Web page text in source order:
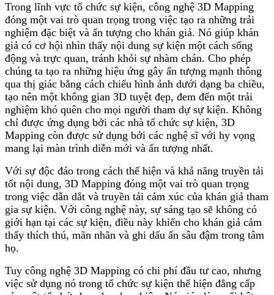
Trong lĩnh vực tổ chức sự kiện, công nghệ 3D Mapping
đóng một vai trò quan trọng trong việc tạo ra những trải
nghiệm đặc biệt và ấn tượng cho khán giả. Nó giúp khán
giả có cơ hội nhìn thấy nội dung sự kiện một cách sống
động và trực quan, tránh khỏi sự nhàm chán. Cho phép
chúng ta tạo ra những hiệu ứng gây ấn tượng mạnh thông
qua thị giác bằng cách chiếu hình ảnh dưới dạng ba chiều,
tạo nên một không gian 3D tuyệt đẹp, đem đến một trải
nghiệm khó quên cho mọi người tham dự sự kiện. Không
chỉ được ứng dụng bởi các nhà tổ chức sự kiện, 3D
Mapping còn được sử dụng bởi các nghệ sĩ với hy vọng
mang lại màn trình diễn mới và ấn tượng nhất.
Với sự độc đáo trong cách thể hiện và khả năng truyền tải
tốt nội dung, 3D Mapping đóng một vai trò quan trọng
trong việc dẫn dắt và truyền tải cảm xúc của khán giả tham
gia sự kiện. Với công nghệ này, sự sáng tạo sẽ không có
giới hạn tại các sự kiện, điều này khiến cho khán giả cảm
thấy thích thú, mãn nhãn và ghi dấu ấn sâu đậm trong tâm
họ.
Tuy công nghệ 3D Mapping có chi phí đầu tư cao, nhưng
việc sử dụng nó trong tổ chức sự kiện thể hiện đẳng cấp